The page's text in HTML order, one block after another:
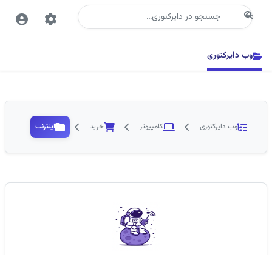
جستجو
وب دایرکتوری
وب دایرکتوری کامپیوتر خرید اینترنت